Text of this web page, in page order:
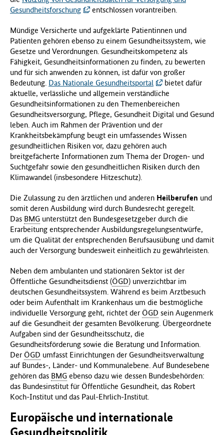
Gesundheitsforschung
entschlossen vorantreiben.
Mündige Versicherte und aufgeklärte Patientinnen und
Patienten gehören ebenso zu einem Gesundheitssystem, wie
Gesetze und Verordnungen. Gesundheitskompetenz als
Fähigkeit, Gesundheitsinformationen zu finden, zu bewerten
und für sich anwenden zu können, ist dafür von großer
Bedeutung. Das Nationale Gesundheitsportal
bietet dafür
aktuelle, verlässliche und allgemein verständliche
Gesundheitsinformationen zu den Themenbereichen
Gesundheitsversorgung, Pflege, Gesundheit Digital und Gesund
leben. Auch im Rahmen der Prävention und der
Krankheitsbekämpfung beugt ein umfassendes Wissen
gesundheitlichen Risiken vor, dazu gehören auch
breitgefächerte Informationen zum Thema der Drogen- und
Suchtgefahr sowie den gesundheitlichen Risiken durch den
Klimawandel (insbesondere Hitzeschutz).
Die Zulassung zu den ärztlichen und anderen Heilberufen und
somit deren Ausbildung wird durch Bundesrecht geregelt.
Das BMG unterstützt den Bundesgesetzgeber durch die
Erarbeitung entsprechender Ausbildungsregelungsentwürfe,
um die Qualität der entsprechenden Berufsausübung und damit
auch der Versorgung bundesweit einheitlich zu gewährleisten.
Neben dem ambulanten und stationären Sektor ist der
Öffentliche Gesundheitsdienst (ÖGD) unverzichtbar im
deutschen Gesundheitssystem. Während es beim Arztbesuch
oder beim Aufenthalt im Krankenhaus um die bestmögliche
individuelle Versorgung geht, richtet der ÖGD sein Augenmerk
auf die Gesundheit der gesamten Bevölkerung. Übergeordnete
Aufgaben sind der Gesundheitsschutz, die
Gesundheitsförderung sowie die Beratung und Information.
Der ÖGD umfasst Einrichtungen der Gesundheitsverwaltung
auf Bundes-, Länder- und Kommunalebene. Auf Bundesebene
gehören das BMG ebenso dazu wie dessen Bundesbehörden:
das Bundesinstitut für Öffentliche Gesundheit, das Robert
Koch-Institut und das Paul-Ehrlich-Institut.
Europäische und internationale